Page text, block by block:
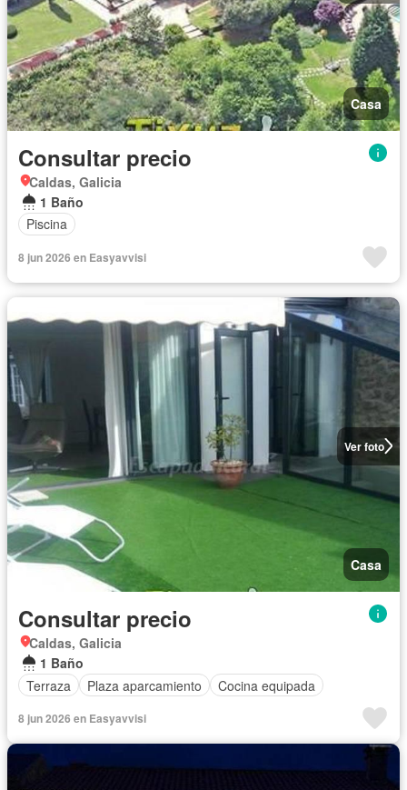
Casa
Consultar precio
Caldas, Galicia
1 Baño
Piscina
8 jun 2026 en Easyavvisi
Ver foto
Casa
Consultar precio
Caldas, Galicia
1 Baño
Terraza
Plaza aparcamiento Cocina equipada
8 jun 2026 en Easyavvisi